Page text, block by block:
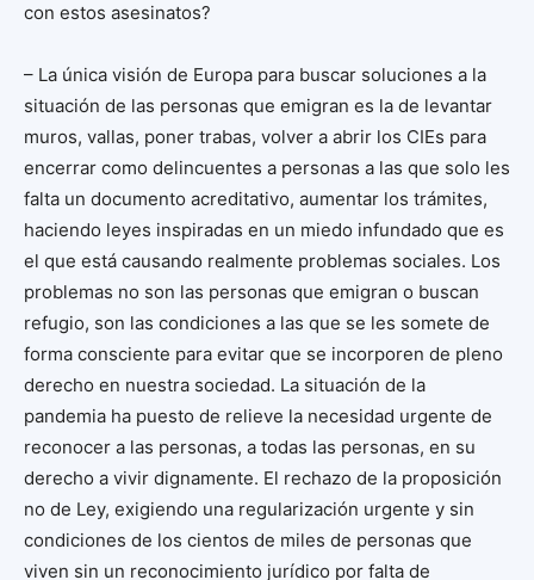
con estos asesinatos?
– La única visión de Europa para buscar soluciones a la
situación de las personas que emigran es la de levantar
muros, vallas, poner trabas, volver a abrir los CIEs para
encerrar como delincuentes a personas a las que solo les
falta un documento acreditativo, aumentar los trámites,
haciendo leyes inspiradas en un miedo infundado que es
el que está causando realmente problemas sociales. Los
problemas no son las personas que emigran o buscan
refugio, son las condiciones a las que se les somete de
forma consciente para evitar que se incorporen de pleno
derecho en nuestra sociedad. La situación de la
pandemia ha puesto de relieve la necesidad urgente de
reconocer a las personas, a todas las personas, en su
derecho a vivir dignamente. El rechazo de la proposición
no de Ley, exigiendo una regularización urgente y sin
condiciones de los cientos de miles de personas que
viven sin un reconocimiento jurídico por falta de